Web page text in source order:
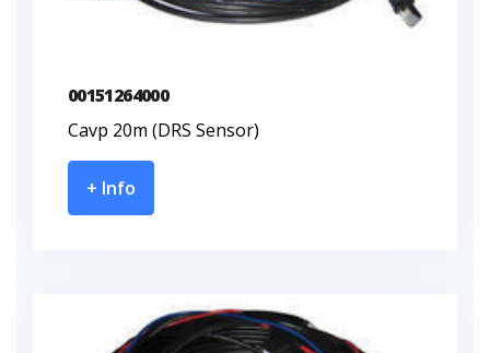
00151264000
Cavp 20m (DRS Sensor)
+ Info